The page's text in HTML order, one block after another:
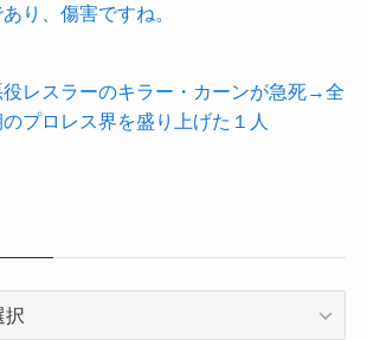
り、傷害ですね。
役レスラーのキラー・カーンが急死→全
プロレス界を盛り上げた１人